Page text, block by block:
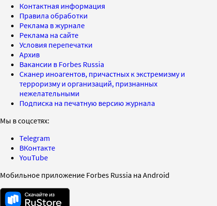
Контактная информация
Правила обработки
Реклама в журнале
Реклама на сайте
Условия перепечатки
Архив
Вакансии в Forbes Russia
Сканер иноагентов, причастных к экстремизму и
терроризму и организаций, признанных
нежелательными
Подписка на печатную версию журнала
Мы в соцсетях:
Telegram
ВКонтакте
YouTube
Мобильное приложение Forbes Russia на Android